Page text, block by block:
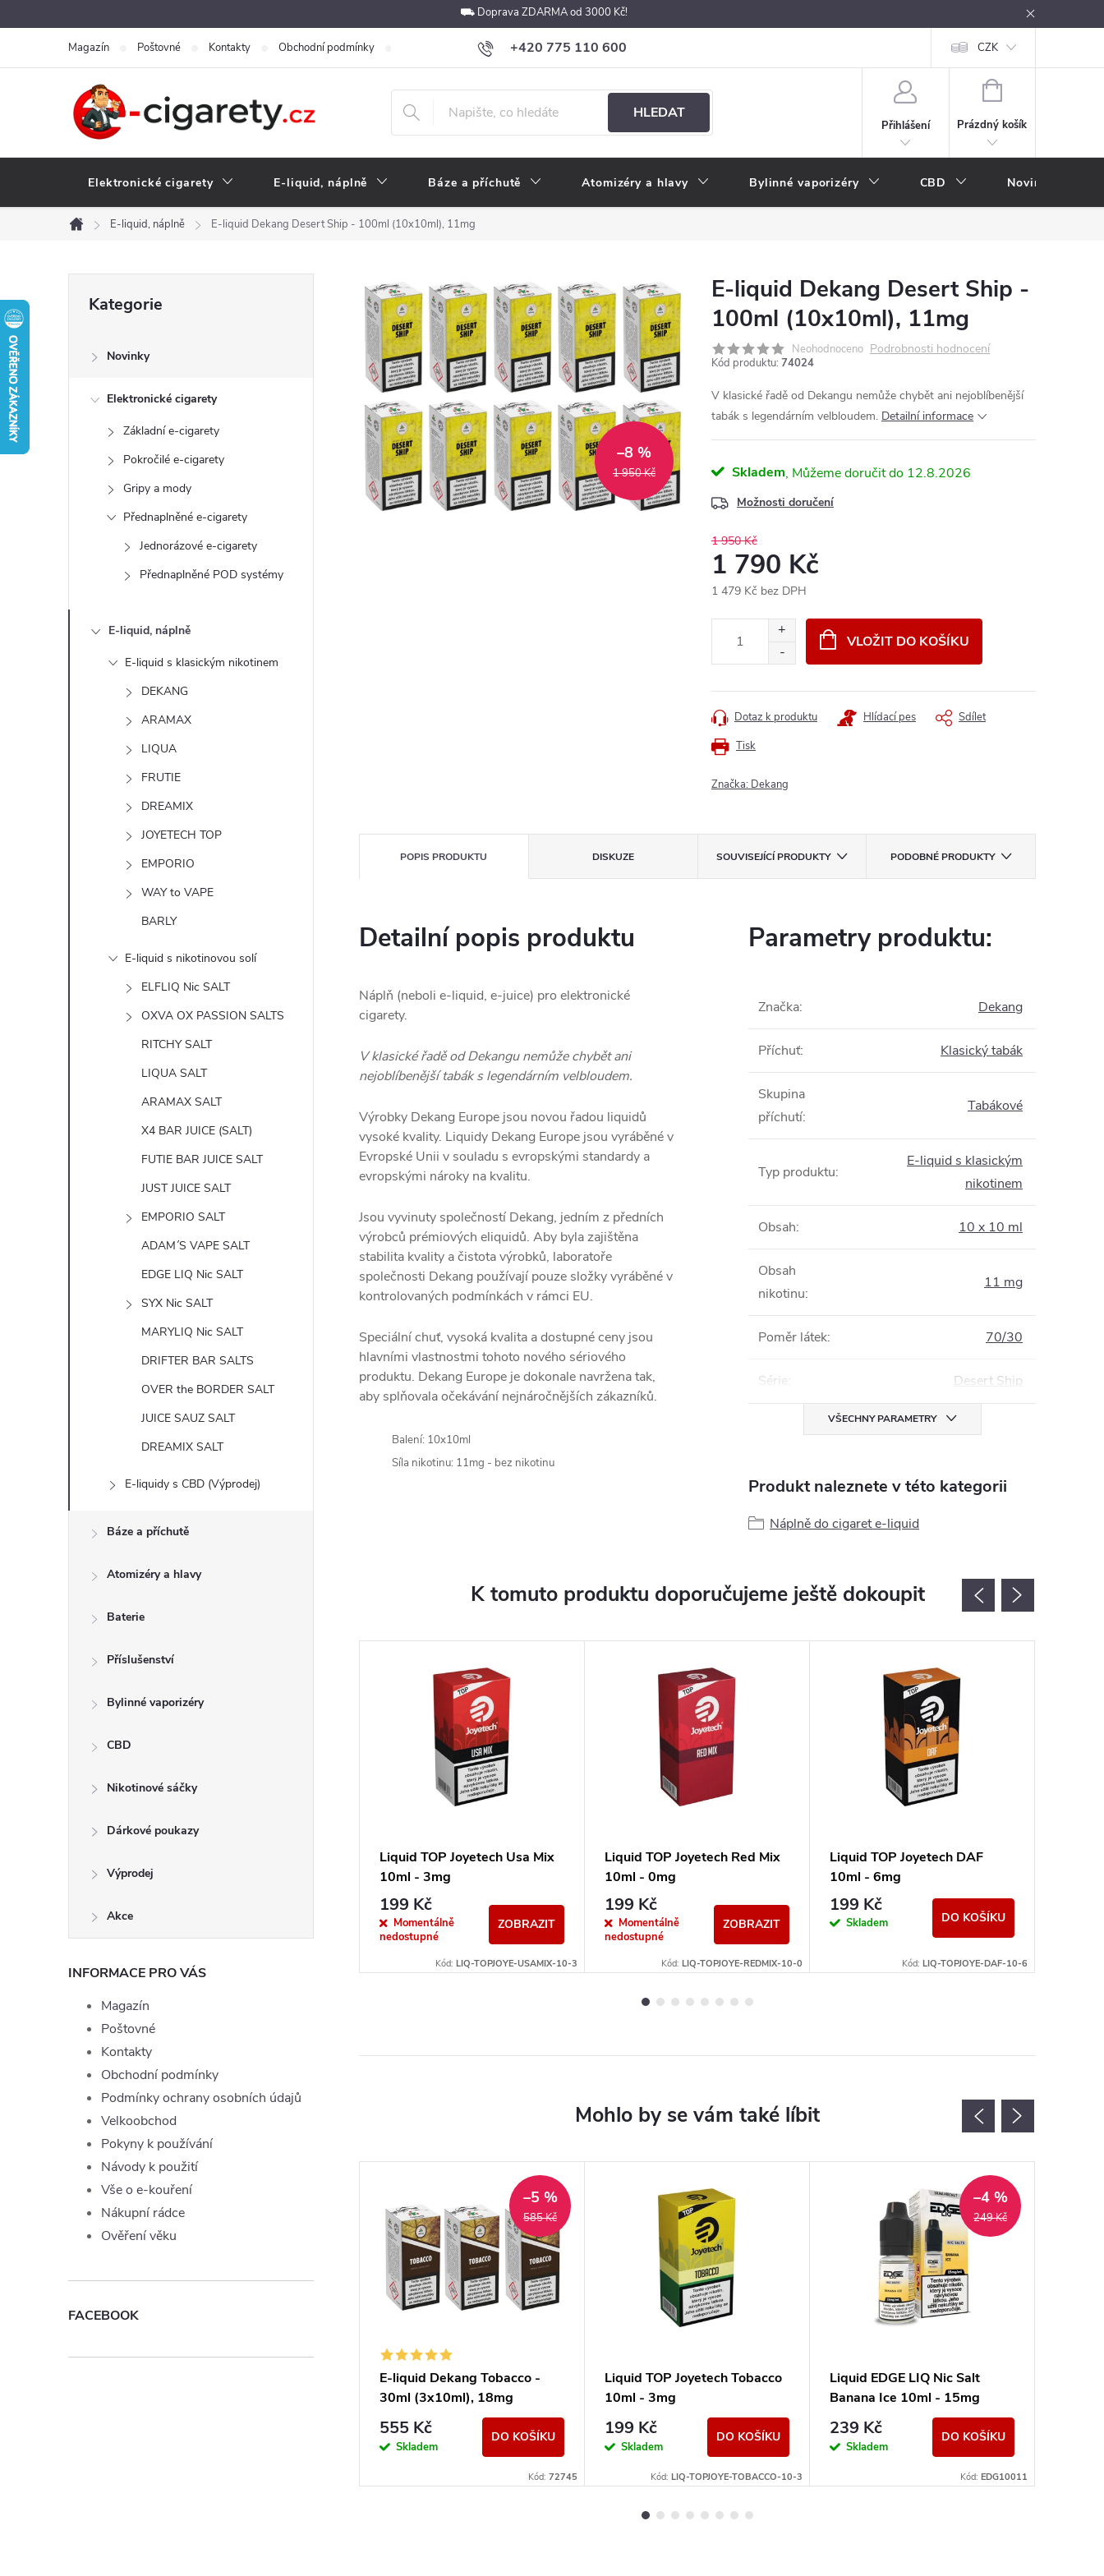
na
⛟ Doprava ZDARMA od 3000 Kč!
+420 775 110 600
obchod@e-cigarety.cz
Magazín Poštovné Kontakty Obchodní podmínky Podmínky ochrany osobních údajů Velkoobchod Vše o e-kouření Nákupní rádce
CZK
HLEDAT
Přihlášení
NÁKUPNÍ
Prázdný košík
Elektronické cigarety E-liquid, náplně Báze a příchutě Atomizéry a hlavy Bylinné vaporizéry CBD Novinky
Domů
E-liquid, náplně E-liquid Dekang Desert Ship - 100ml (10x10ml), 11mg
í
kategorie
Kategorie
Novinky
Elektronické cigarety
Základní e-cigarety
Pokročilé e-cigarety
Gripy a mody
Přednaplněné e-cigarety
Jednorázové e-cigarety
Přednaplněné POD systémy
E-liquid, náplně
E-liquid s klasickým nikotinem
DEKANG
ARAMAX
LIQUA
FRUTIE
DREAMIX
JOYETECH TOP
EMPORIO
WAY to VAPE
BARLY
E-liquid s nikotinovou solí
ELFLIQ Nic SALT
OXVA OX PASSION SALTS
RITCHY SALT
LIQUA SALT
ARAMAX SALT
X4 BAR JUICE (SALT)
FUTIE BAR JUICE SALT
JUST JUICE SALT
EMPORIO SALT
ADAM´S VAPE SALT
EDGE LIQ Nic SALT
SYX Nic SALT
MARYLIQ Nic SALT
DRIFTER BAR SALTS
OVER the BORDER SALT
JUICE SAUZ SALT
DREAMIX SALT
E-liquidy s CBD (Výprodej)
Báze a příchutě
Atomizéry a hlavy
Baterie
Příslušenství
Bylinné vaporizéry
CBD
Nikotinové sáčky
Dárkové poukazy
Výprodej
Akce
INFORMACE PRO VÁS
Magazín
Poštovné
Kontakty
Obchodní podmínky
Podmínky ochrany osobních údajů
Velkoobchod
Pokyny k používání
Návody k použití
Vše o e-kouření
Nákupní rádce
Ověření věku
FACEBOOK
1 950 Kč
–8 %
E-liquid Dekang Desert Ship -
100ml (10x10ml), 11mg
Neohodnoceno Podrobnosti hodnocení
Kód produktu: 74024
V klasické řadě od Dekangu nemůže chybět ani nejoblíbenější
tabák s legendárním velbloudem. Detailní informace
Skladem 12.8.2026
Možnosti doručení
1 950 Kč
1 790 Kč
1 479 Kč bez DPH
VLOŽIT DO KOŠÍKU
Tisk
Dotaz k produktu Hlídací pes Sdílet
Značka: Dekang
POPIS PRODUKTU DISKUZE SOUVISEJÍCÍ PRODUKTY PODOBNÉ PRODUKTY
Detailní popis produktu
Náplň (neboli e-liquid, e-juice) pro elektronické
cigarety.
V klasické řadě od Dekangu nemůže chybět ani
nejoblíbenější tabák s legendárním velbloudem.
Výrobky Dekang Europe jsou novou řadou liquidů
vysoké kvality. Liquidy Dekang Europe jsou vyráběné v
Evropské Unii v souladu s evropskými standardy a
evropskými nároky na kvalitu.
Jsou vyvinuty společností Dekang, jedním z předních
výrobců prémiových eliquidů. Aby byla zajištěna
stabilita kvality a čistota výrobků, laboratoře
společnosti Dekang používají pouze složky vyráběné v
kontrolovaných podmínkách v rámci EU.
Speciální chuť, vysoká kvalita a dostupné ceny jsou
hlavními vlastnostmi tohoto nového sériového
produktu. Dekang Europe je dokonale navržena tak,
aby splňovala očekávání nejnáročnějších zákazníků.
Balení: 10x10ml
Síla nikotinu: 11mg - bez nikotinu
Parametry produktu:
Značka: Dekang
Příchuť: Klasický tabák
Skupina
příchutí:
Tabákové
Typ produktu:
E-liquid s klasickým
nikotinem
Obsah: 10 x 10 ml
Obsah
nikotinu:
11 mg
Poměr látek: 70/30
Série: Desert Ship
VŠECHNY PARAMETRY
Produkt naleznete v této kategorii
Náplně do cigaret e-liquid
K tomuto produktu doporučujeme ještě dokoupit
DO KOŠÍKU
nedostupné
Liquid TOP Joyetech Usa Mix
10ml - 3mg
199 Kč
Momentálně
nedostupné
ZOBRAZIT
Kód: LIQ-TOPJOYE-USAMIX-10-3
Liquid TOP Joyetech Red Mix
10ml - 0mg
199 Kč
Momentálně
nedostupné
ZOBRAZIT
Kód: LIQ-TOPJOYE-REDMIX-10-0
Liquid TOP Joyetech DAF
10ml - 6mg
199 Kč
Skladem DO KOŠÍKU
Kód: LIQ-TOPJOYE-DAF-10-6
585 Kč
–5 %
E-liquid Dekang Tobacco -
30ml (3x10ml), 18mg
555 Kč
Skladem
DO KOŠÍKU
Kód: 72745
Liquid TOP Joyetech Tobacco
10ml - 3mg
199 Kč
Skladem
DO KOŠÍKU
Kód: LIQ-TOPJOYE-TOBACCO-10-3
249 Kč
–4 %
Liquid EDGE LIQ Nic Salt
Banana Ice 10ml - 15mg
239 Kč
Skladem
DO KOŠÍKU
Kód: EDG10011